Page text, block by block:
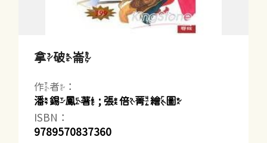
拿破崙
作者：
潘錫鳳著 ; 張倍菁繪圖
ISBN：
9789570837360